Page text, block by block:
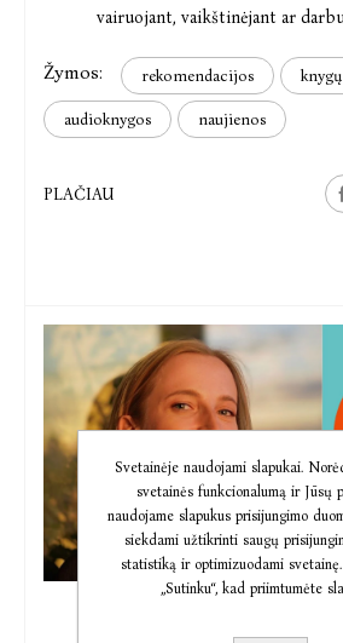
vairuojant, vaikštinėjant ar
Žymos: rekomendacijos
audioknygos naujienos
PLAČIAU
Svetainėje naudojami slapukai.
svetainės funkcionalumą ir Jūsų
naudojame slapukus prisijungimo
siekdami užtikrinti saugų
statistiką ir optimizuodami
„Sutinku“, kad priimtumėte